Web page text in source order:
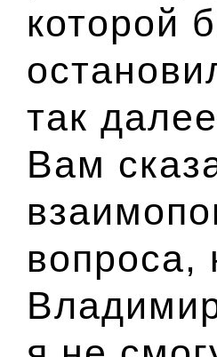
которой
так
Вам
вопроса,